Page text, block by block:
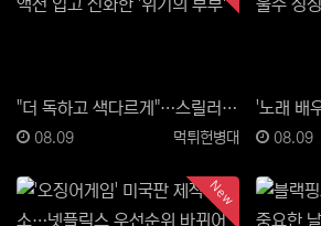
"더 독하고 색다르게"…스릴러·액션 입고 진화한 '위기…
등록자
먹튀헌병대
등록일
08.09 등록일
08.09
New